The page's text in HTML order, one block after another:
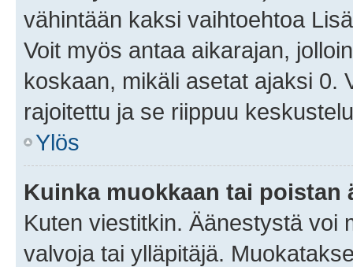
vähintään kaksi vaihtoehtoa
Voit myös antaa aikarajan,
koskaan, mikäli asetat ajaksi 0.
rajoitettu ja se riippuu
Ylös
Kuinka muokkaan tai poistan
Kuten viestitkin. Äänestystä voi
valvoja tai ylläpitäjä.